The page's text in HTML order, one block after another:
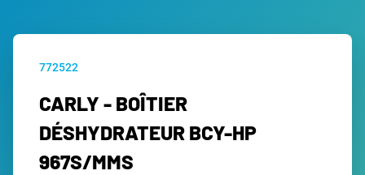
772522
CARLY - BOÎTIER
DÉSHYDRATEUR BCY-HP
967S/MMS